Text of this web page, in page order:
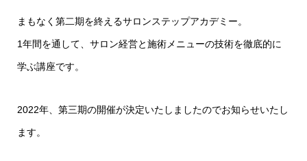
まもなく第二期を終えるサロンステップアカデミー。
1年間を通して、サロン経営と施術メニューの技術を徹底的に
学ぶ講座です。
2022年、第三期の開催が決定いたしましたのでお知らせいたし
ます。